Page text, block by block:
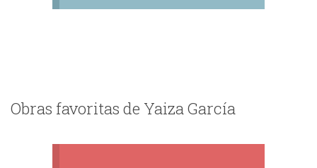
Obras favoritas de Yaiza García